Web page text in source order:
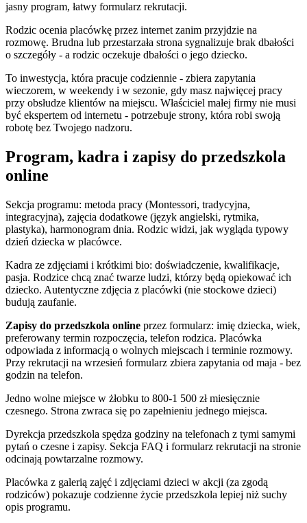
jasny program, łatwy formularz rekrutacji.
Rodzic ocenia placówkę przez internet zanim przyjdzie na
rozmowę. Brudna lub przestarzała strona sygnalizuje brak dbałości
o szczegóły - a rodzic oczekuje dbałości o jego dziecko.
To inwestycja, która pracuje codziennie - zbiera zapytania
wieczorem, w weekendy i w sezonie, gdy masz najwięcej pracy
przy obsłudze klientów na miejscu. Właściciel małej firmy nie musi
być ekspertem od internetu - potrzebuje strony, która robi swoją
robotę bez Twojego nadzoru.
Program, kadra i zapisy do przedszkola
online
Sekcja programu: metoda pracy (Montessori, tradycyjna,
integracyjna), zajęcia dodatkowe (język angielski, rytmika,
plastyka), harmonogram dnia. Rodzic widzi, jak wygląda typowy
dzień dziecka w placówce.
Kadra ze zdjęciami i krótkimi bio: doświadczenie, kwalifikacje,
pasja. Rodzice chcą znać twarze ludzi, którzy będą opiekować ich
dziecko. Autentyczne zdjęcia z placówki (nie stockowe dzieci)
budują zaufanie.
Zapisy do przedszkola online przez formularz: imię dziecka, wiek,
preferowany termin rozpoczęcia, telefon rodzica. Placówka
odpowiada z informacją o wolnych miejscach i terminie rozmowy.
Przy rekrutacji na wrzesień formularz zbiera zapytania od maja - bez
godzin na telefon.
Jedno wolne miejsce w żłobku to 800-1 500 zł miesięcznie
czesnego. Strona zwraca się po zapełnieniu jednego miejsca.
Dyrekcja przedszkola spędza godziny na telefonach z tymi samymi
pytań o czesne i zapisy. Sekcja FAQ i formularz rekrutacji na stronie
odcinają powtarzalne rozmowy.
Placówka z galerią zajęć i zdjęciami dzieci w akcji (za zgodą
rodziców) pokazuje codzienne życie przedszkola lepiej niż suchy
opis programu.